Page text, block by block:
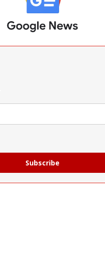
Subscribe